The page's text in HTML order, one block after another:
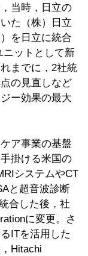
当時，日立の
た（株）日立
を日立に統合
ニットとして新
までに，2社統
の見直しなど
ー効果の最大
ア事業の基盤
掛ける米国の
システムやCT
と超音波診断
合した後，社
に変更。さ
ITを活用した
Hitachi